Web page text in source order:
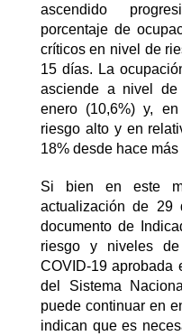
ascendido
porcentaje de
críticos en nivel de
15 días. La
asciende a nivel
enero (10,6%) y,
riesgo alto y en
18% desde hace más
Si bien en este
actualización de 29
documento de
riesgo y niveles
COVID-19 aprobada
del Sistema
puede continuar en
indican que es